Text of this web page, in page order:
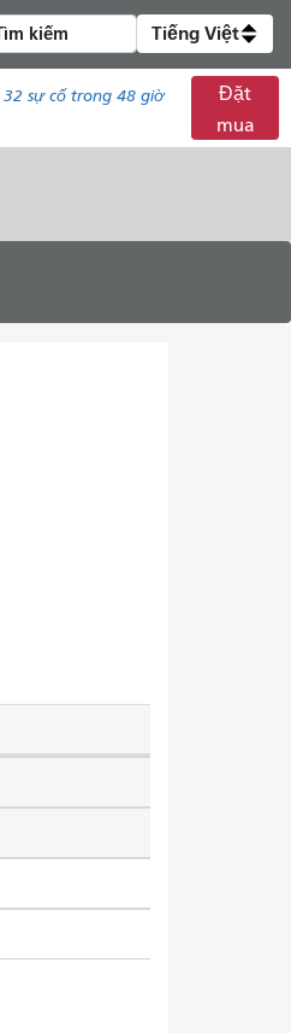
Tiếng Việt
32 sự cố trong 48 giờ
Đặt
mua